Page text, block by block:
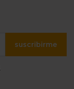
suscribirme